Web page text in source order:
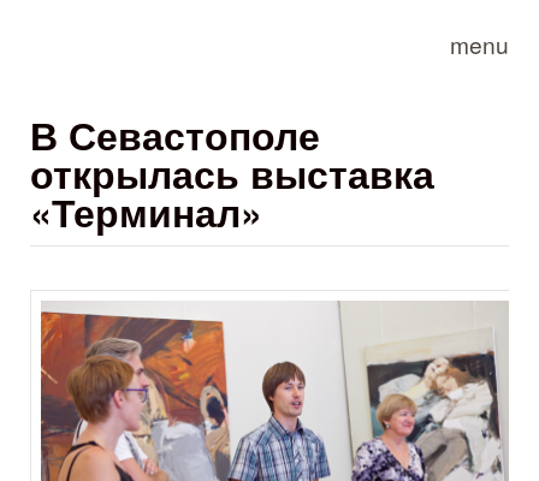
menu
В Севастополе
открылась выставка
«Терминал»